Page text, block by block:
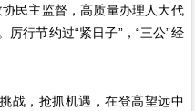
民主监督，高质量办理人大代
行节约过“紧日子”，“三公”经
，抢抓机遇，在登高望远中